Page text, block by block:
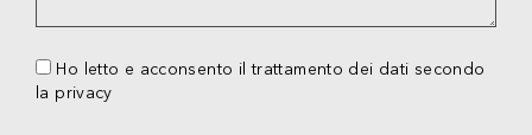
Ho letto e acconsento il trattamento dei dati secondo
la privacy